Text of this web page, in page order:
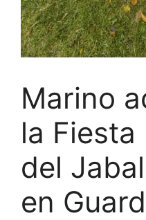
Marino
la Fiesta
del
en